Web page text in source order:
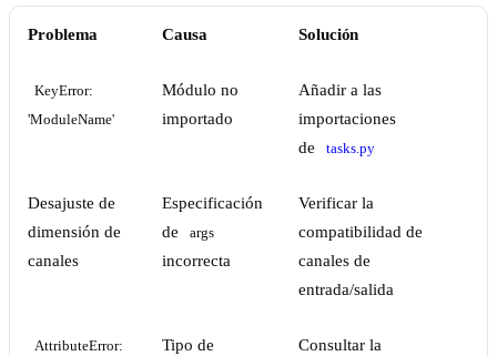
Problema Causa Solución
KeyError:
'ModuleName'
Módulo no
importado
Añadir a las
importaciones
de
tasks.py
Desajuste de
dimensión de
canales
Especificación
de
args
incorrecta
Verificar la
compatibilidad de
canales de
entrada/salida
AttributeError:
Tipo de
Consultar la